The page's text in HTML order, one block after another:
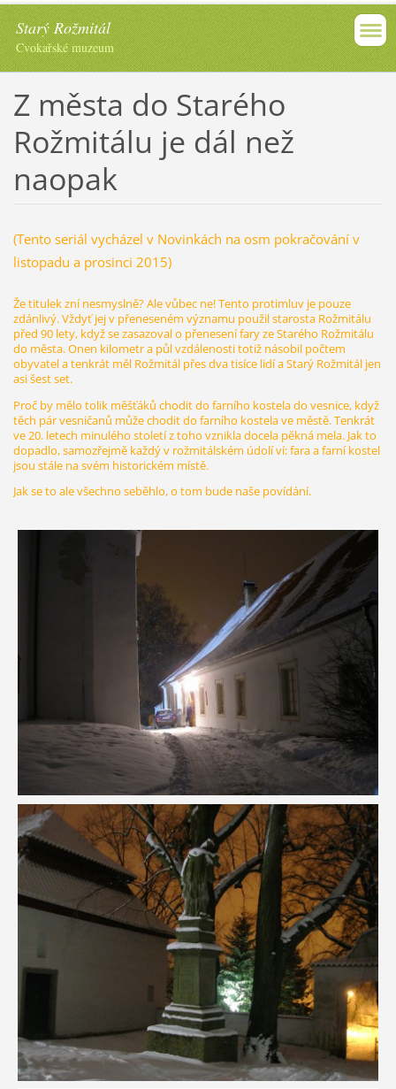
Starý Rožmitál
Cvokařské muzeum
Z města do Starého
Rožmitálu je dál než
naopak
(Tento seriál vycházel v Novinkách na osm pokračování v
listopadu a prosinci 2015)
Že titulek zní nesmyslně? Ale vůbec ne! Tento protimluv je pouze
zdánlivý. Vždyť jej v přeneseném významu použil starosta Rožmitálu
před 90 lety, když se zasazoval o přenesení fary ze Starého Rožmitálu
do města. Onen kilometr a půl vzdálenosti totiž násobil počtem
obyvatel a tenkrát měl Rožmitál přes dva tisíce lidí a Starý Rožmitál jen
asi šest set.
Proč by mělo tolik měšťáků chodit do farního kostela do vesnice, když
těch pár vesničanů může chodit do farního kostela ve městě. Tenkrát
ve 20. letech minulého století z toho vznikla docela pěkná mela. Jak to
dopadlo, samozřejmě každý v rožmitálském údolí ví: fara a farní kostel
jsou stále na svém historickém místě.
Jak se to ale všechno seběhlo, o tom bude naše povídání.